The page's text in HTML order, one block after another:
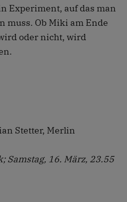
Experiment, auf das man
muss. Ob Miki am Ende
oder nicht, wird
Stetter, Merlin
Samstag, 16. März, 23.55